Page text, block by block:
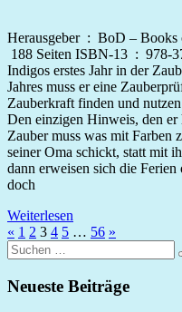
Herausgeber ‏ : ‎ BoD – Books on Demand Gebundene Ausgabe ‏ :
‎ 188 Seiten ISBN-13 ‏ : ‎ 978-3750436336 Lesealter ‏ : ‎ 5–8 Jahre
Indigos erstes Jahr in der
Jahres muss er eine
Zauberkraft finden und
Den einzigen Hinweis, den
Zauber muss was mit Farben
seiner Oma schickt, statt mit
dann erweisen sich die
doch
Weiterlesen
der
Beiträge
« Vorherige
Beiträge
1 2 3 4 5 … 56 Nächste
»
Suchen
nach:
Neueste Beiträge